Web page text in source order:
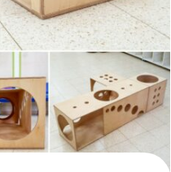
כמות מנהרת מעבר מחוררת